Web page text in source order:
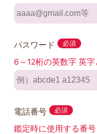
パスワード 必須
6～12桁の英数字 英
電話番号 必須
鑑定時に使用する番号